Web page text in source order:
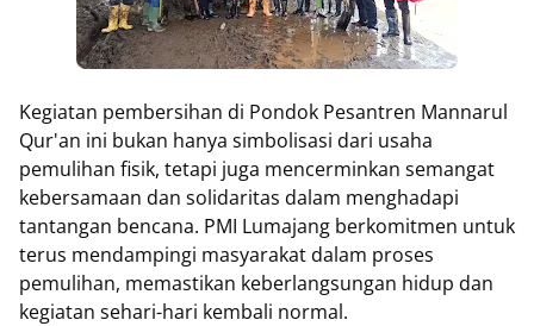
Kegiatan pembersihan di Pondok Pesantren Mannarul
Qur'an ini bukan hanya simbolisasi dari usaha
pemulihan fisik, tetapi juga mencerminkan semangat
kebersamaan dan solidaritas dalam menghadapi
tantangan bencana. PMI Lumajang berkomitmen untuk
terus mendampingi masyarakat dalam proses
pemulihan, memastikan keberlangsungan hidup dan
kegiatan sehari-hari kembali normal.